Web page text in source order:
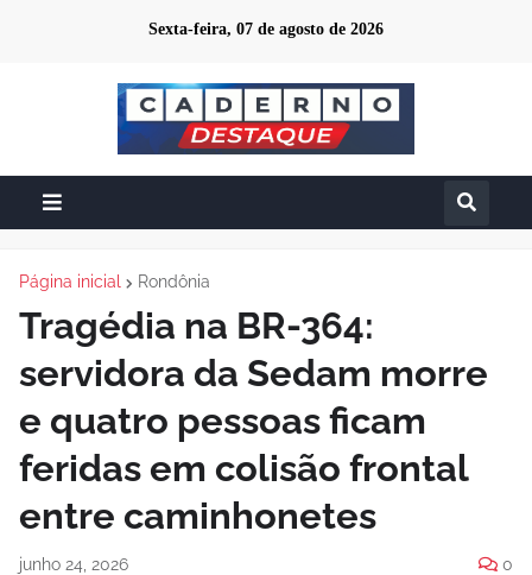
Sexta-feira, 07 de agosto de 2026
Página inicial Rondônia
Tragédia na BR-364:
servidora da Sedam morre
e quatro pessoas ficam
feridas em colisão frontal
entre caminhonetes
junho 24, 2026 0